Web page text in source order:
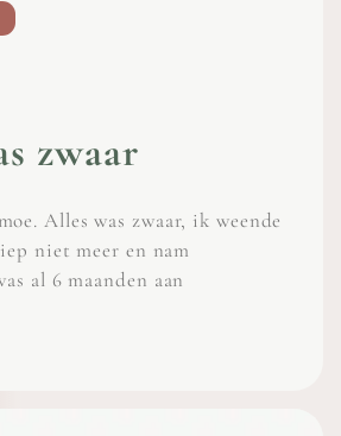
zwaar
Alles was zwaar, ik weende
niet meer en nam
al 6 maanden aan